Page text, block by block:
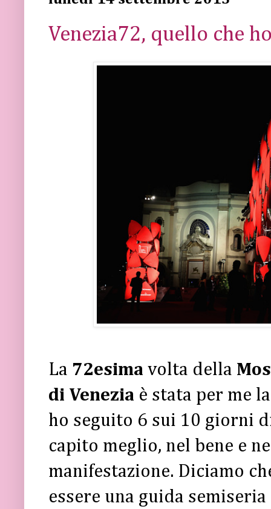
Venezia72, quello che
La 72esima volta della
di Venezia è stata per me
ho seguito 6 sui 10 giorni
capito meglio, nel bene e
manifestazione. Diciamo
essere una guida